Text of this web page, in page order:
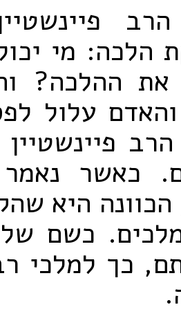
הלכה: מי
את ההלכה?
עלול
כאשר
הכוונה היא
כשם
כך למלכי